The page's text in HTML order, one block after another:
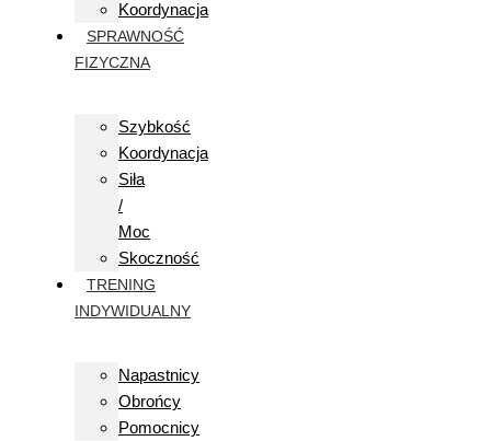
Koordynacja
SPRAWNOŚĆ
FIZYCZNA
Szybkość
Koordynacja
Siła
/
Moc
Skoczność
TRENING
INDYWIDUALNY
Napastnicy
Obrońcy
Pomocnicy